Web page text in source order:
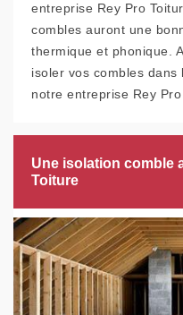
entreprise Rey Pro
combles auront une
thermique et phonique.
isoler vos combles
notre entreprise Rey Pro
Une isolation comble
Toiture